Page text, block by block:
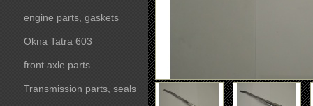
engine parts, gaskets
Okna Tatra 603
front axle parts
Transmission parts, seals